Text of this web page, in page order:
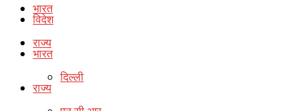
भारत
राज्य
दिल्ली
विदेश
भारत
राज्य